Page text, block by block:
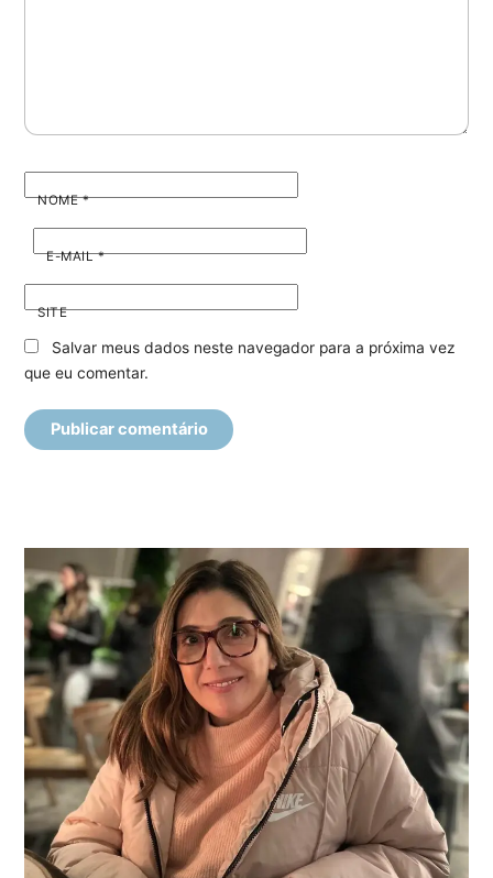
NOME*
E-MAIL*
SITE
Salvar meus dados neste navegador para a próxima vez
que eu comentar.